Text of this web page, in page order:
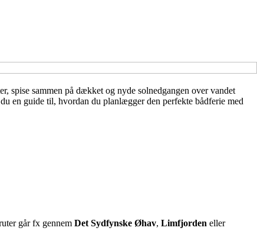
spise sammen på dækket og nyde solnedgangen over vandet
en guide til, hvordan du planlægger den perfekte bådferie med
går fx gennem Det Sydfynske Øhav, Limfjorden eller